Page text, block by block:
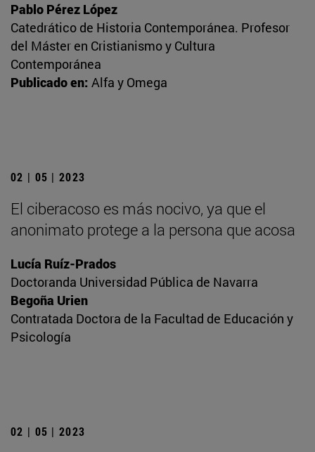
Pablo Pérez López
Catedrático de Historia Contemporánea. Profesor
del Máster en Cristianismo y Cultura
Contemporánea
Publicado en: Alfa y Omega
02 | 05 | 2023
El ciberacoso es más nocivo, ya que el
anonimato protege a la persona que acosa
Lucía Ruíz-Prados
Doctoranda Universidad Pública de Navarra
Begoña Urien
Contratada Doctora de la Facultad de Educación y
Psicología
02 | 05 | 2023